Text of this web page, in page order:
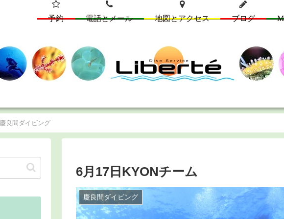
予約 電話とメール 地図とアクセス ブログ
慶良間ダイビング
6月17日KYONチーム
慶良間ダイビング